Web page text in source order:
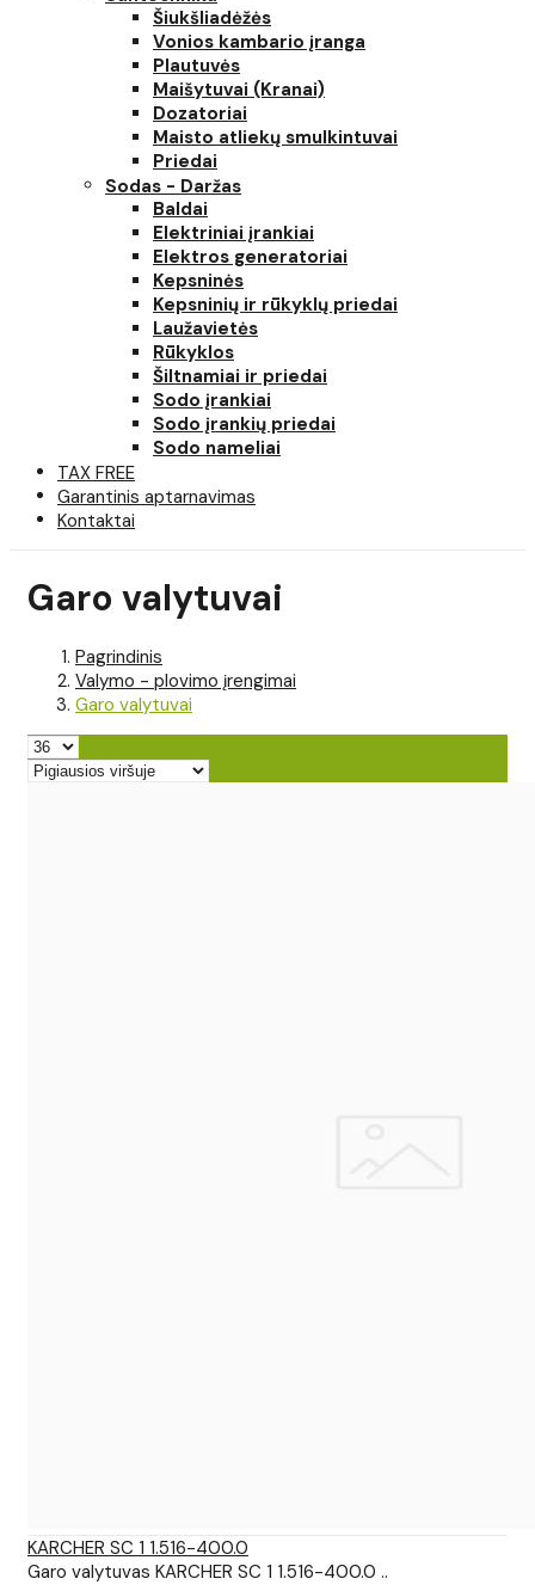
Šiukšliadėžės
Vonios kambario įranga
Plautuvės
Maišytuvai (Kranai)
Dozatoriai
Maisto atliekų smulkintuvai
Priedai
Sodas - Daržas
Baldai
Elektriniai įrankiai
Elektros generatoriai
Kepsninės
Kepsninių ir rūkyklų priedai
Laužavietės
Rūkyklos
Šiltnamiai ir priedai
Sodo įrankiai
Sodo įrankių priedai
Sodo nameliai
TAX FREE
Garantinis aptarnavimas
Kontaktai
Garo valytuvai
Pagrindinis
Valymo - plovimo įrengimai
Garo valytuvai
KARCHER SC 1 1.516-400.0
Garo valytuvas KARCHER SC 1 1.516-400.0 ..